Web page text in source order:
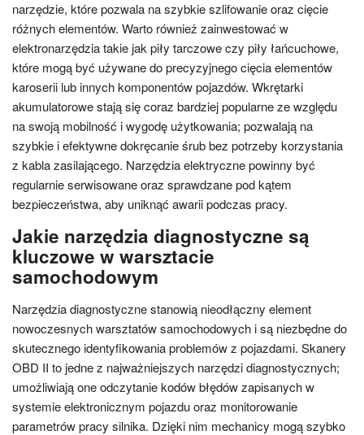
narzędzie, które pozwala na szybkie szlifowanie oraz cięcie
różnych elementów. Warto również zainwestować w
elektronarzędzia takie jak piły tarczowe czy piły łańcuchowe,
które mogą być używane do precyzyjnego cięcia elementów
karoserii lub innych komponentów pojazdów. Wkrętarki
akumulatorowe stają się coraz bardziej popularne ze względu
na swoją mobilność i wygodę użytkowania; pozwalają na
szybkie i efektywne dokręcanie śrub bez potrzeby korzystania
z kabla zasilającego. Narzędzia elektryczne powinny być
regularnie serwisowane oraz sprawdzane pod kątem
bezpieczeństwa, aby uniknąć awarii podczas pracy.
Jakie narzędzia diagnostyczne są
kluczowe w warsztacie
samochodowym
Narzędzia diagnostyczne stanowią nieodłączny element
nowoczesnych warsztatów samochodowych i są niezbędne do
skutecznego identyfikowania problemów z pojazdami. Skanery
OBD II to jedne z najważniejszych narzędzi diagnostycznych;
umożliwiają one odczytanie kodów błędów zapisanych w
systemie elektronicznym pojazdu oraz monitorowanie
parametrów pracy silnika. Dzięki nim mechanicy mogą szybko